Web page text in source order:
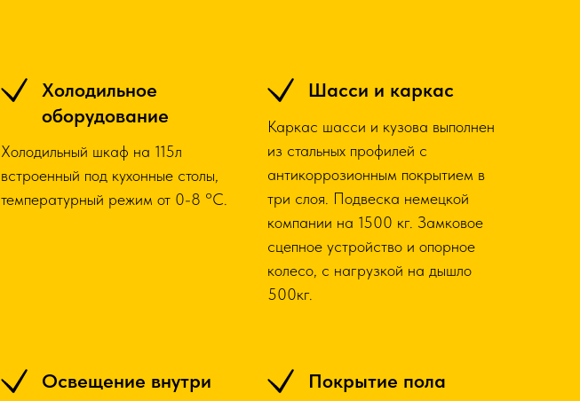
Холодильное
оборудование
Холодильный шкаф на 115л
встроенный под кухонные столы,
температурный режим от 0-8 °C.
Шасси и каркас
Каркас шасси и кузова выполнен
из стальных профилей с
антикоррозионным покрытием в
три слоя. Подвеска немецкой
компании на 1500 кг. Замковое
сцепное устройство и опорное
колесо, с нагрузкой на дышло
500кг.
Освещение внутри Покрытие пола